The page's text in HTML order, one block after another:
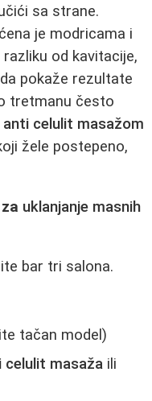
sa strane.
je modricama i
od kavitacije,
pokaže rezultate
tretmanu često
anti celulit masažom
žele postepeno,
uklanjanje masnih
bar tri salona.
tačan model)
celulit masaža ili